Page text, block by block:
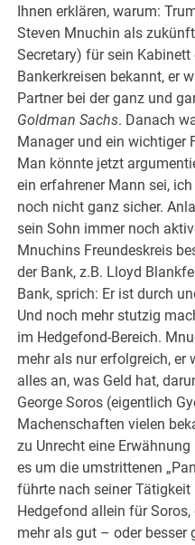
Ihnen erklären, warum:
Steven Mnuchin als
Secretary) für sein
Bankerkreisen bekannt, er
Partner bei der ganz und
Goldman Sachs. Danach
Manager und ein wichtiger
Man könnte jetzt
ein erfahrener Mann sei,
noch nicht ganz sicher.
sein Sohn immer noch
Mnuchins Freundeskreis
der Bank, z.B. Lloyd
Bank, sprich: Er ist durch
Und noch mehr stutzig
im Hedgefond-Bereich.
mehr als nur erfolgreich, er
alles an, was Geld hat,
George Soros (eigentlich
Machenschaften vielen
zu Unrecht eine
es um die umstrittenen
führte nach seiner
Hedgefond allein für
mehr als gut – oder besser